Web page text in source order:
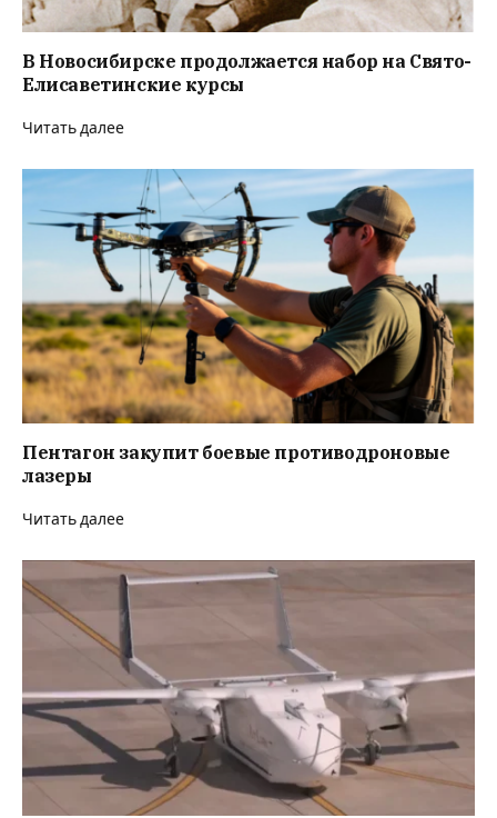
В Новосибирске продолжается набор на Свято-
Елисаветинские курсы
Читать далее
Пентагон закупит боевые противодроновые
лазеры
Читать далее